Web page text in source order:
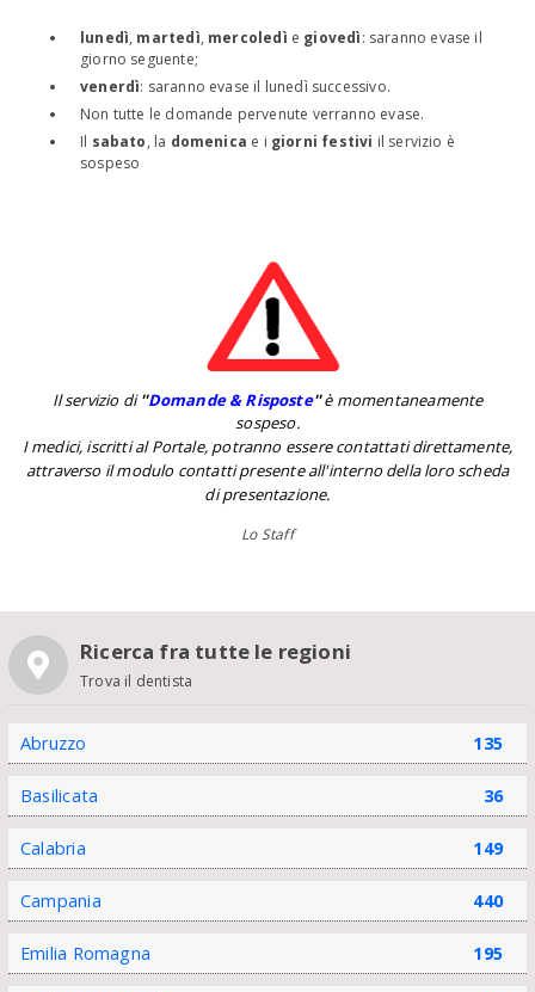
lunedì, martedì, mercoledì e giovedì: saranno evase il
giorno seguente;
venerdì: saranno evase il lunedì successivo.
Non tutte le domande pervenute verranno evase.
Il sabato, la domenica e i giorni festivi il servizio è
sospeso
Il servizio di''Domande & Risposte''è momentaneamente
sospeso.
I medici, iscritti al Portale, potranno essere contattati direttamente,
attraverso il modulo contatti presente all'interno della loro scheda
di presentazione.
Lo Staff
Ricerca fra tutte le regioni
Trova il dentista
Abruzzo 135
Basilicata 36
Calabria 149
Campania 440
Emilia Romagna 195